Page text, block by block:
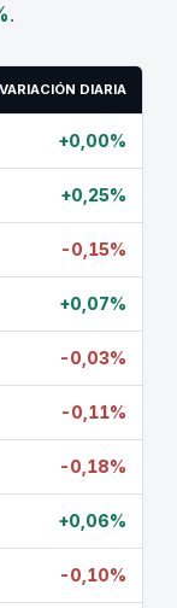
.
VARIACIÓN DIARIA
+0,00%
+0,25%
-0,15%
+0,07%
-0,03%
-0,11%
-0,18%
+0,06%
-0,10%